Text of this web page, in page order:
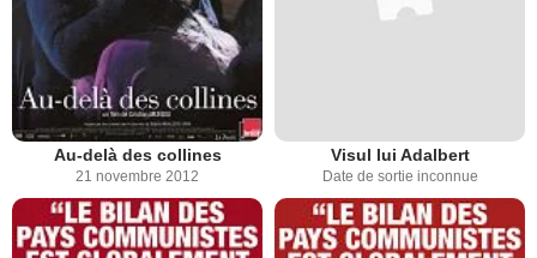
Au-delà des collines
21 novembre 2012
Visul lui Adalbert
Date de sortie inconnue